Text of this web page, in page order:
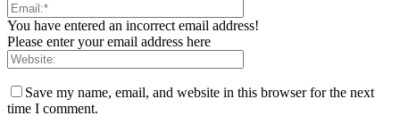
You have entered an incorrect email address!
Please enter your email address here
Save my name, email, and website in this browser for the next
time I comment.